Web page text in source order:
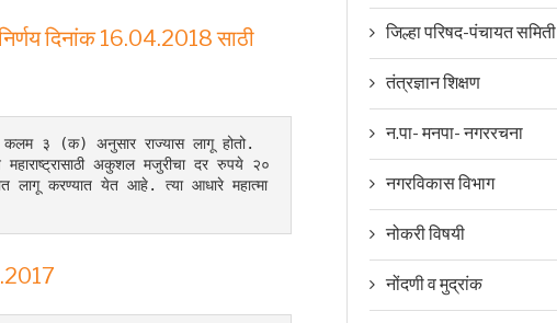
दिनांक 16.04.2018 साठी
कलम ३ (क) अनुसार राज्यास लागू होतो.
अकुशल मजुरीचा दर रुपये २०
लागू करण्यात येत आहे. त्या आधारे महात्मा
जिल्हा परिषद-पंचायत समिती
तंत्रज्ञान शिक्षण
न.पा- मनपा- नगररचना
नगरविकास विभाग
नोकरी विषयी
नोंदणी व मुद्रांक